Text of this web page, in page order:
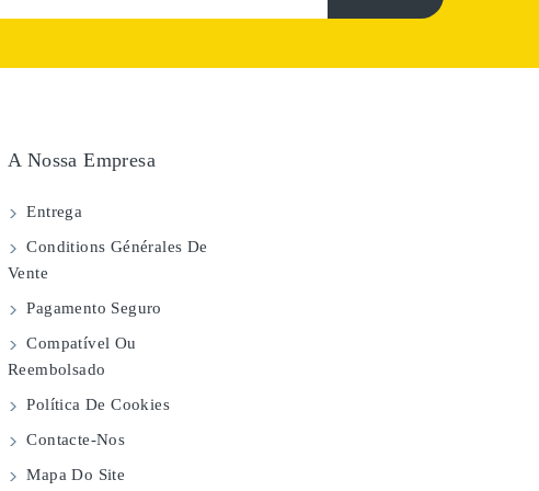
A Nossa Empresa
Entrega
Conditions Générales De
Vente
Pagamento Seguro
Compatível Ou
Reembolsado
Política De Cookies
Contacte-Nos
Mapa Do Site